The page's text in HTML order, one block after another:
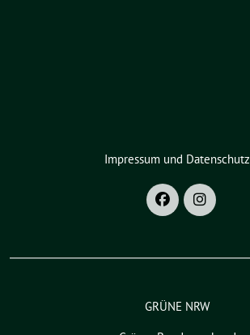
Impressum und Datenschutz
GRÜNE NRW